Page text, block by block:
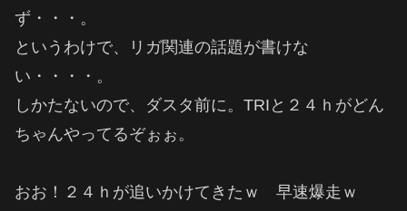
ず・・・。
というわけで、リガ関連の話題が書けな
い・・・・。
しかたないので、ダスタ前に。TRIと２４ｈがどん
ちゃんやってるぞぉぉ。
おお！２４ｈが追いかけてきたｗ 早速爆走ｗ